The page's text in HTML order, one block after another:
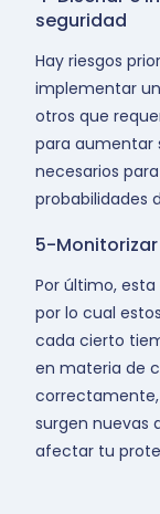
seguridad
Hay riesgos
implementar
otros que
para aumentar
necesarios
probabilidades
5-
Por último,
por lo cual
cada cierto
en materia de
correctamente,
surgen nuevas
afectar tu